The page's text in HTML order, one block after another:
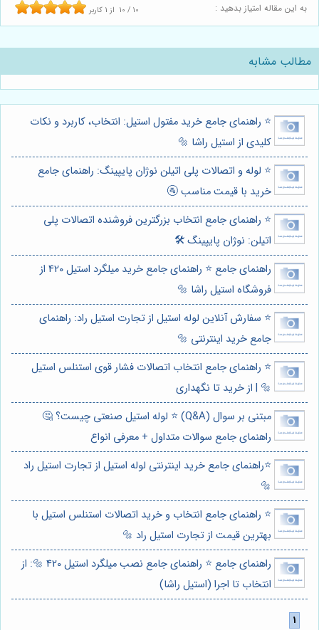
به این مقاله امتیاز بدهید : 10 / 10 از 1 کاربر
مطالب مشابه
⭐️ راهنمای جامع خرید مفتول استیل: انتخاب، کاربرد و نکات
کلیدی از استیل راشا 🔩
⭐️ لوله و اتصالات پلی اتیلن نوژان پایپینگ: راهنمای جامع
خرید با قیمت مناسب 🚰
⭐️ راهنمای جامع انتخاب بزرگترین فروشنده اتصالات پلی
اتیلن: نوژان پایپینگ 🛠️
راهنمای جامع ⭐️ راهنمای جامع خرید میلگرد استیل 420 از
فروشگاه استیل راشا 🔩
⭐️ سفارش آنلاین لوله استیل از تجارت استیل راد: راهنمای
جامع خرید اینترنتی 🔩
⭐️ راهنمای جامع انتخاب اتصالات فشار قوی استنلس استیل
🔩 | از خرید تا نگهداری
مبتنی بر سوال (Q&A) ⭐️ لوله استیل صنعتی چیست؟ 🤔
راهنمای جامع سوالات متداول + معرفی انواع
⭐️راهنمای جامع خرید اینترنتی لوله استیل از تجارت استیل راد
🔩
⭐️ راهنمای جامع انتخاب و خرید اتصالات استنلس استیل با
بهترین قیمت از تجارت استیل راد 🔩
راهنمای جامع ⭐️ راهنمای جامع نصب میلگرد استیل 420 🔩: از
انتخاب تا اجرا (استیل راشا)